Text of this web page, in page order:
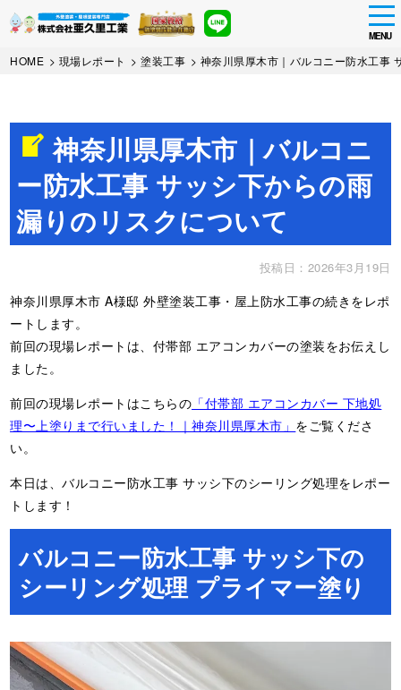
Skip
MENU
HOME > 現場レポート >塗装工事 > 神奈川県厚木市｜バルコニー防水工事
神奈川県厚木市｜バルコニ
ー防水工事 サッシ下からの雨
漏りのリスクについて
投稿日：2026年3月19日
神奈川県厚木市 A様邸 外壁塗装工事・屋上防水工事の続きをレポ
ートします。
前回の現場レポートは、付帯部 エアコンカバーの塗装をお伝えし
ました。
前回の現場レポートはこちらの 「付帯部 エアコンカバー 下地処
理〜上塗りまで行いました！｜神奈川県厚木市」 をご覧くださ
い。
本日は、バルコニー防水工事 サッシ下のシーリング処理をレポー
トします！
バルコニー防水工事 サッシ下の
シーリング処理 プライマー塗り